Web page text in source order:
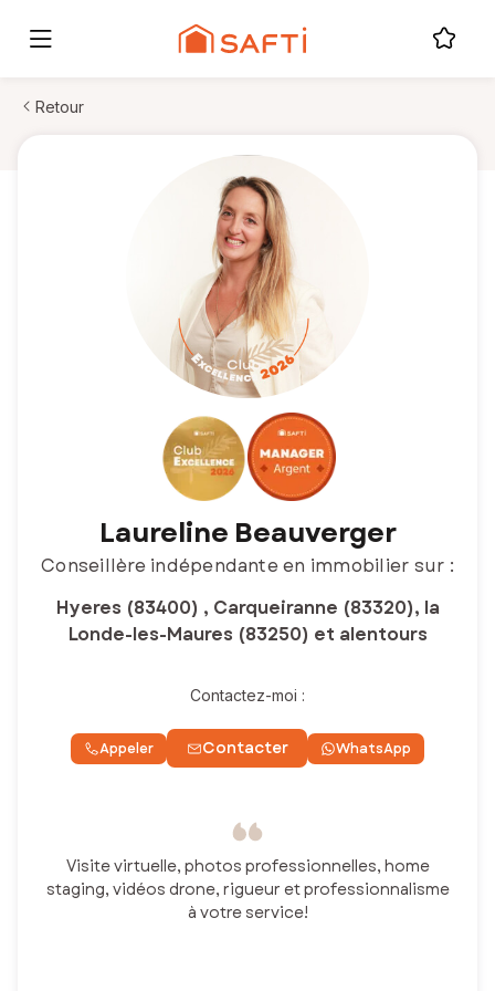
Retour
Laureline Beauverger
Conseillère indépendante en immobilier sur :
Hyeres (83400) , Carqueiranne (83320), la
Londe-les-Maures (83250) et alentours
Contactez-moi :
Appeler Contacter WhatsApp
Visite virtuelle, photos professionnelles, home
staging, vidéos drone, rigueur et professionnalisme
à votre service!